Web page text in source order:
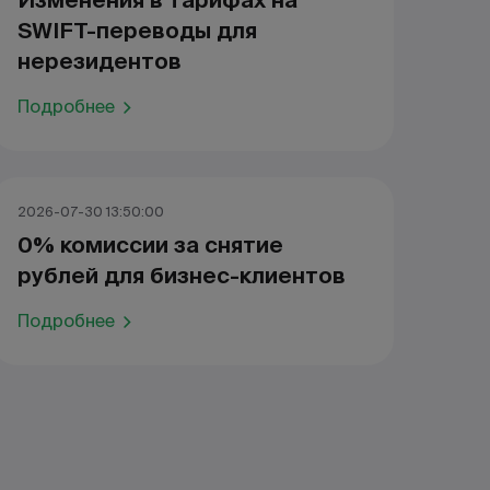
SWIFT-переводы для
нерезидентов
Подробнее
2026-07-30 13:50:00
0% комиссии за снятие
рублей для бизнес-клиентов
Подробнее